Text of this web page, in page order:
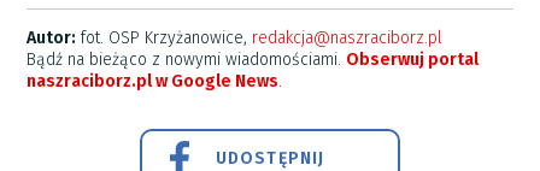
Autor: fot. OSP Krzyżanowice, redakcja@naszraciborz.pl
Bądź na bieżąco z nowymi wiadomościami. Obserwuj portal
naszraciborz.pl w Google News.
UDOSTĘPNIJ